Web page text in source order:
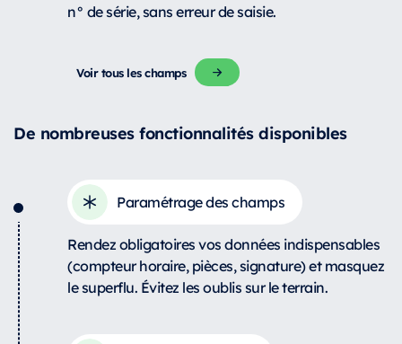
n° de série, sans erreur de saisie.
Voir tous les champs
De nombreuses fonctionnalités disponibles
Paramétrage des champs
Rendez obligatoires vos données indispensables
(compteur horaire, pièces, signature) et masquez
le superflu. Évitez les oublis sur le terrain.